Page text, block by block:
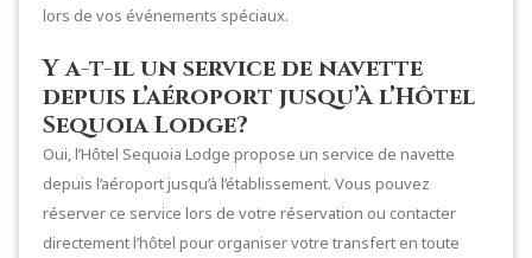
lors de vos événements spéciaux.
Y a-t-il un service de navette
depuis l’aéroport jusqu’à l’Hôtel
Sequoia Lodge?
Oui, l’Hôtel Sequoia Lodge propose un service de navette
depuis l’aéroport jusqu’à l’établissement. Vous pouvez
réserver ce service lors de votre réservation ou contacter
directement l’hôtel pour organiser votre transfert en toute